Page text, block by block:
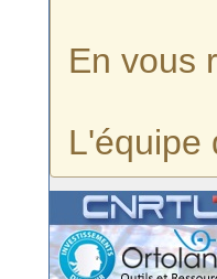
En vous
L'équipe